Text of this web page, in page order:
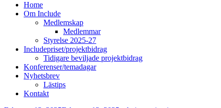
Home
Om Include
Medlemskap
Medlemmar
Styrelse 2025-27
Includepriset/projektbidrag
Tidigare beviljade projektbidrag
Konferenser/temadagar
Nyhetsbrev
Lästips
Kontakt